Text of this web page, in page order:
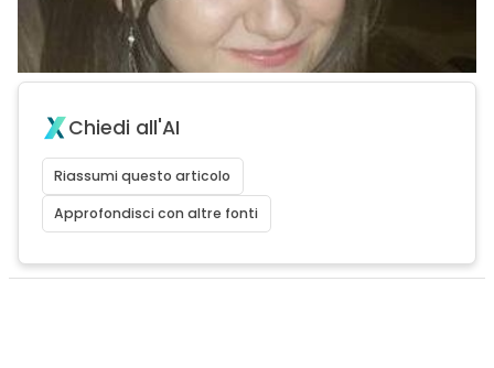
Chiedi all'AI
Riassumi questo articolo
Approfondisci con altre fonti